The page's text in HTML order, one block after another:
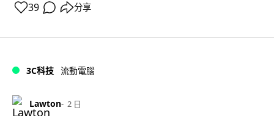
39 分享
3C科技 流動電腦
Lawton 2 日